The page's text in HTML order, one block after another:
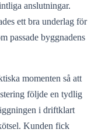
anslutningar.
ett bra underlag för
passade byggnadens
momenten så att
följde en tydlig
i driftklart
Kunden fick